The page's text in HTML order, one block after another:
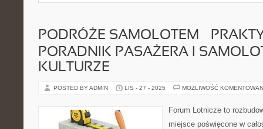
PODRÓŻE SAMOLOTEM –
PORADNIK PASAŻERA I
KULTURZE
POSTED BY ADMIN LIS - 27 - 2025 MOŻLIWOŚĆ
Forum Lotnicze to
miejsce poświęcone w